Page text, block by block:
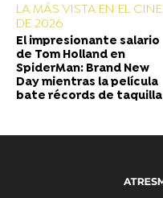
LA MÁS VISTA EN EL CINE
DE 2026
El impresionante salario
de Tom Holland en
SpiderMan: Brand New
Day mientras la película
bate récords de taquilla